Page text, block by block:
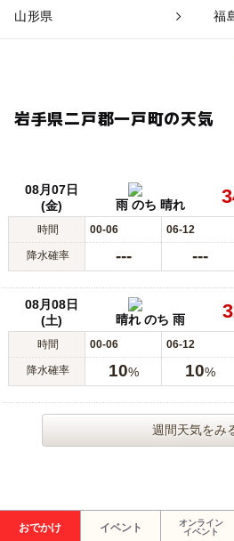
山形県 福
岩手県二戸郡一戸町の天気
08月07日
(金)
雨 のち 晴れ
時間 00-06 06-12
降水確率 --- ---
08月08日
(土)
晴れ のち 雨
時間 00-06 06-12
降水確率 10% 10%
週間天気をみ
おでかけ イベント
オンライン
イベント